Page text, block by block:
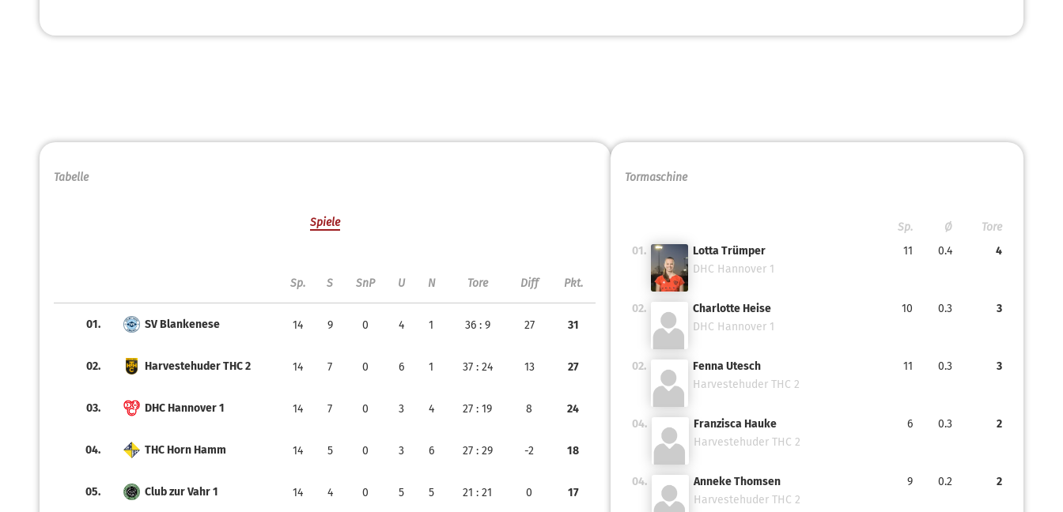
Tabelle
Spiele
Sp. S SnP U N Tore Diff Pkt.
01. SV Blankenese 14 9 0 4 1 36: 9 27 31
02. Harvestehuder THC 2 14 7 0 6 1 37: 24 13 27
03. DHC Hannover 1 14 7 0 3 4 27 : 19 8 24
04. THC Horn Hamm 14 5 0 3 6 27: 29 -2 18
05. Club zur Vahr 1 14 4 0 5 5 21 : 21 0 17
Tormaschine
Sp. Ø
Tore
01.
Lotta Trümper
DHC Hannover 1
11 0.4 4
02.
Charlotte Heise
DHC Hannover 1
10 0.3 3
02.
Fenna Utesch
Harvestehuder THC 2
11 0.3 3
04.
Franzisca Hauke
Harvestehuder THC 2
6 0.3 2
04.
Anneke Thomsen
Harvestehuder THC 2
9 0.2 2